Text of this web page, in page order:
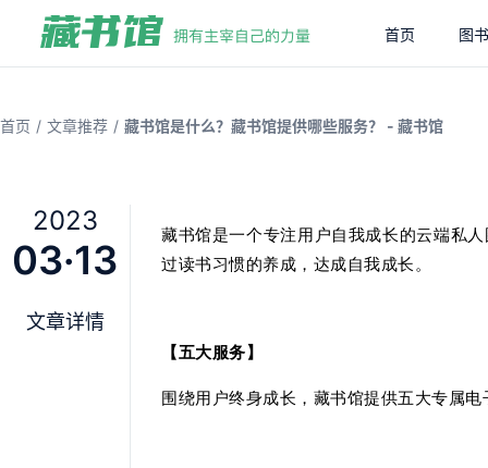
首页 图
首页 / 文章推荐 / 藏书馆是什么？藏书馆提供哪些服务？ - 藏书馆
2023
03·13
文章详情
藏书馆是一个专注用户自我成长的云端私
过读书习惯的养成，达成自我成长。
【五大服务】
围绕用户终身成长，藏书馆提供五大专属